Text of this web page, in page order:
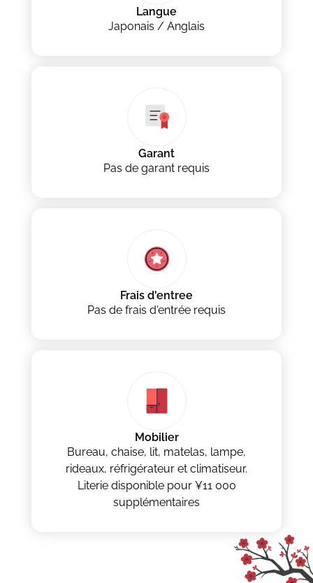
Langue
Japonais / Anglais
Garant
Pas de garant requis
Frais d'entree
Pas de frais d'entrée requis
Mobilier
Bureau, chaise, lit, matelas, lampe,
rideaux, réfrigérateur et climatiseur.
Literie disponible pour ¥11 000
supplémentaires